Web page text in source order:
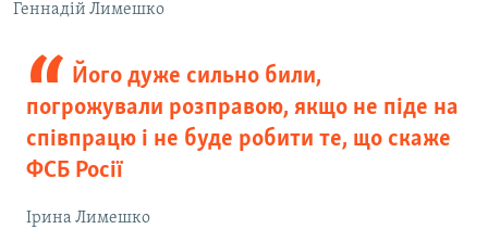
Геннадій Лимешко
Його дуже сильно били,
погрожували розправою, якщо не піде на
співпрацю і не буде робити те, що скаже
ФСБ Росії
Ірина Лимешко